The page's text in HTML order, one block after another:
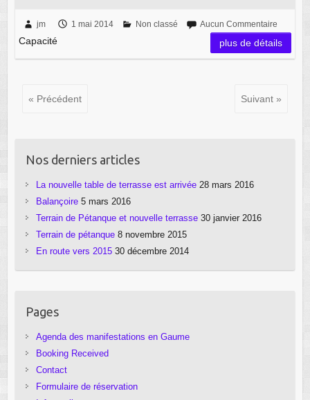
jm 1 mai 2014 Non classé Aucun Commentaire
Capacité plus de détails
« Précédent Suivant »
Nos derniers articles
La nouvelle table de terrasse est arrivée 28 mars 2016
Balançoire 5 mars 2016
Terrain de Pétanque et nouvelle terrasse 30 janvier 2016
Terrain de pétanque 8 novembre 2015
En route vers 2015 30 décembre 2014
Pages
Agenda des manifestations en Gaume
Booking Received
Contact
Formulaire de réservation